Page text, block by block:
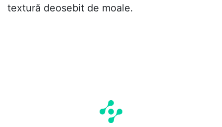
textură deosebit de moale.